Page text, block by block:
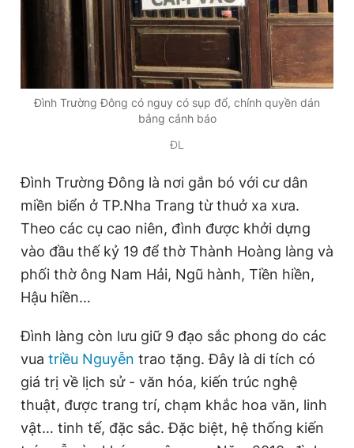
Đình Trường Đông có nguy có sụp đổ, chính quyền dán
bảng cảnh báo
ĐL
Đình Trường Đông là nơi gắn bó với cư dân
miền biển ở TP.Nha Trang từ thuở xa xưa.
Theo các cụ cao niên, đình được khởi dựng
vào đầu thế kỷ 19 để thờ Thành Hoàng làng và
phối thờ ông Nam Hải, Ngũ hành, Tiền hiền,
Hậu hiền…
Đình làng còn lưu giữ 9 đạo sắc phong do các
vua triều Nguyễn trao tặng. Đây là di tích có
giá trị về lịch sử - văn hóa, kiến trúc nghệ
thuật, được trang trí, chạm khắc hoa văn, linh
vật… tinh tế, đặc sắc. Đặc biệt, hệ thống kiến